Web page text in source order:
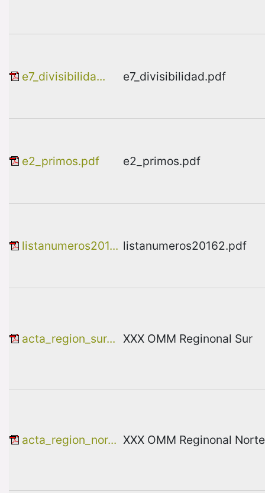
e7_divisibilida... e7_divisibilidad.pdf
e2_primos.pdf e2_primos.pdf
listanumeros201... listanumeros20162.pdf
acta_region_sur... XXX OMM Reginonal Sur
acta_region_nor... XXX OMM Reginonal Norte